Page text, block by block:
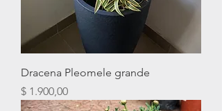
Dracena Pleomele grande
Precio
$ 1.900,00